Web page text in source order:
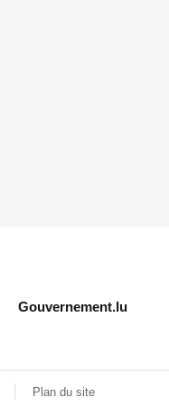
Gouvernement.lu
Plan du site